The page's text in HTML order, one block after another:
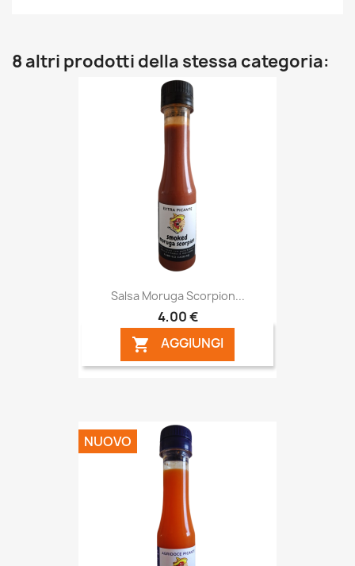
8 altri prodotti della stessa categoria:
Salsa Moruga Scorpion...
4,00 €
 AGGIUNGI
NUOVO